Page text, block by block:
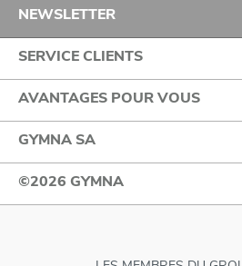
NEWSLETTER
SERVICE CLIENTS
AVANTAGES POUR VOUS
GYMNA SA
©2026 GYMNA